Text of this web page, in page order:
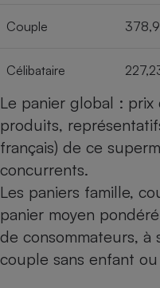
Couple
Célibataire
Le panier global : prix
produits,
français) de ce
concurrents.
Les paniers famille,
panier moyen
de consommateurs, à
couple sans enfant